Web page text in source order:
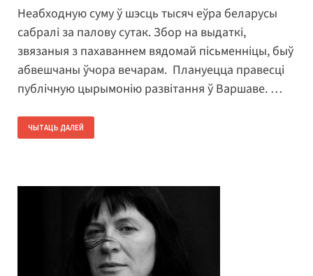
Неабходную суму ў шэсць тысяч еўра беларусы
сабралі за палову сутак. Збор на выдаткі,
звязаныя з пахаваннем вядомай пісьменніцы, быў
абвешчаны ўчора вечарам. Плануецца правесці
публічную цырымонію развітання ў Варшаве. …
ЧЫТАЦЬ ДАЛЕЙ